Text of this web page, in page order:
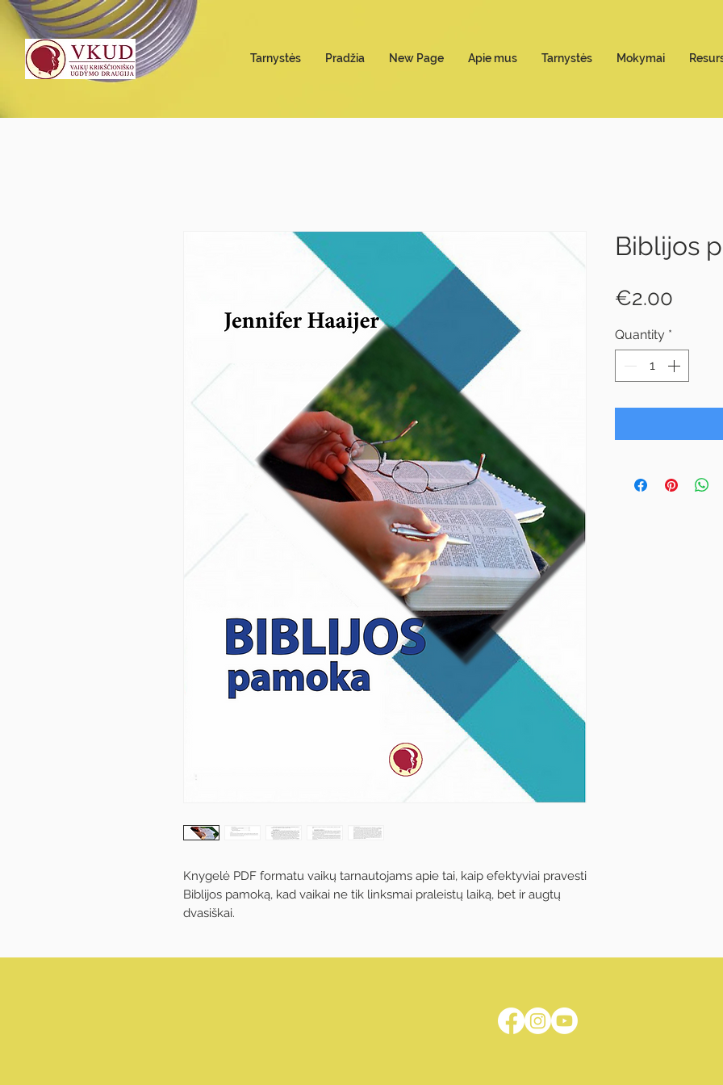
Tarnystės Pradžia New Page Apie mus Tarnystės Mokymai
Knygelė PDF formatu vaikų tarnautojams apie tai, kaip efektyviai pravesti
Biblijos pamoką, kad vaikai ne tik linksmai praleistų laiką, bet ir augtų
dvasiškai.
Biblijos
€2.00
Quantity *